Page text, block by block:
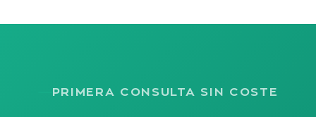
PRIMERA CONSULTA SIN COSTE